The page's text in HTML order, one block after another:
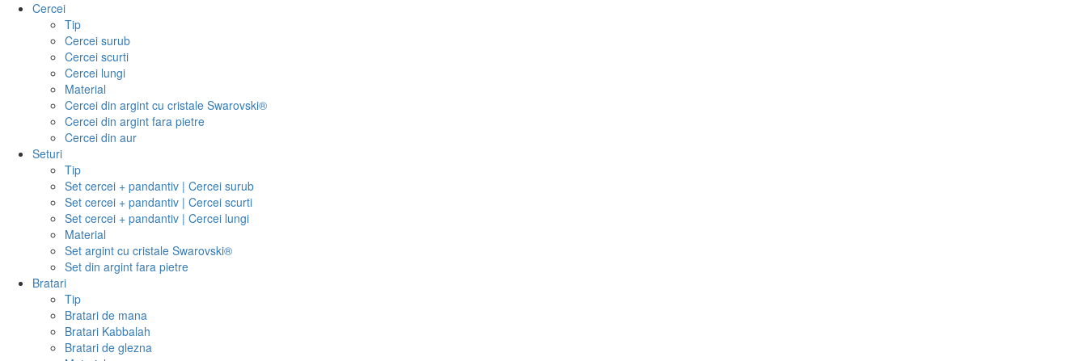
Cercei
Tip
Cercei surub
Cercei scurti
Cercei lungi
Material
Cercei din argint cu cristale Swarovski®
Cercei din argint fara pietre
Cercei din aur
Seturi
Tip
Set cercei + pandantiv | Cercei surub
Set cercei + pandantiv | Cercei scurti
Set cercei + pandantiv | Cercei lungi
Material
Set argint cu cristale Swarovski®
Set din argint fara pietre
Bratari
Tip
Bratari de mana
Bratari Kabbalah
Bratari de glezna